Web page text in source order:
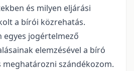
és milyen eljárási
a bírói közrehatás.
egyes jogértelmező
elemzésével a bíró
szándékozom.